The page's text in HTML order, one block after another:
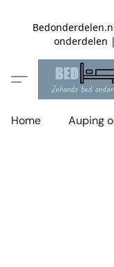
onderdelen |
Home Auping